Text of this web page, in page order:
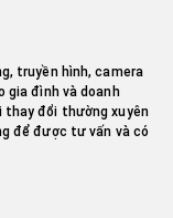
truyền hình, camera
gia đình và doanh
thay đổi thường xuyên
để được tư vấn và có